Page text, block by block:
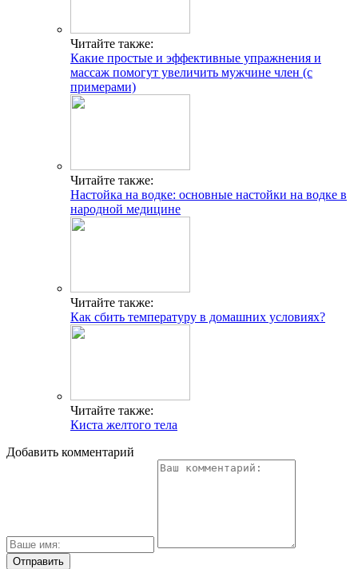
Читайте также:
Какие простые и эффективные упражнения и
массаж помогут увеличить мужчине член (с
примерами)
Читайте также:
Настойка на водке: основные настойки на водке в
народной медицине
Читайте также:
Как сбить температуру в домашних условиях?
Читайте также:
Киста желтого тела
Добавить комментарий